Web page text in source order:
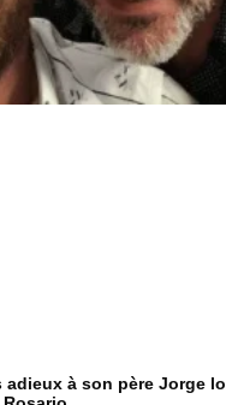
à son père Jorge